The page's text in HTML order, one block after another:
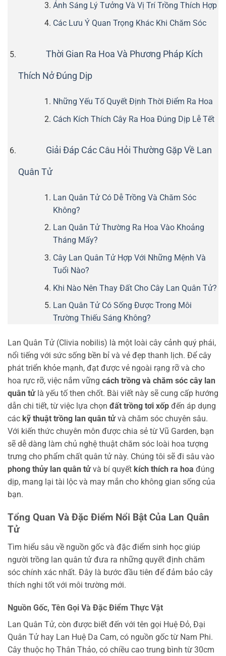
Ánh Sáng Lý Tưởng Và Vị Trí Trồng Thích Hợp
Các Lưu Ý Quan Trọng Khác Khi Chăm Sóc
Thời Gian Ra Hoa Và Phương Pháp Kích
Thích Nở Đúng Dịp
Những Yếu Tố Quyết Định Thời Điểm Ra Hoa
Cách Kích Thích Cây Ra Hoa Đúng Dịp Lễ Tết
Giải Đáp Các Câu Hỏi Thường Gặp Về Lan
Quân Tử
Lan Quân Tử Có Dễ Trồng Và Chăm Sóc
Không?
Lan Quân Tử Thường Ra Hoa Vào Khoảng
Tháng Mấy?
Cây Lan Quân Tử Hợp Với Những Mệnh Và
Tuổi Nào?
Khi Nào Nên Thay Đất Cho Cây Lan Quân Tử?
Lan Quân Tử Có Sống Được Trong Môi
Trường Thiếu Sáng Không?
Lan Quân Tử (Clivia nobilis) là một loài cây cảnh quý phái,
nổi tiếng với sức sống bền bỉ và vẻ đẹp thanh lịch. Để cây
phát triển khỏe mạnh, đạt được vẻ ngoài rạng rỡ và cho
hoa rực rỡ, việc nắm vững cách trồng và chăm sóc cây lan
quân tửlà yếu tố then chốt. Bài viết này sẽ cung cấp hướng
dẫn chi tiết, từ việc lựa chọn đất trồng tơi xốp đến áp dụng
các kỹ thuật trồng lan quân tửvà chăm sóc chuyên sâu.
Với kiến thức chuyên môn được chia sẻ từ Vũ Garden, bạn
sẽ dễ dàng làm chủ nghệ thuật chăm sóc loài hoa tượng
trưng cho phẩm chất quân tử này. Chúng tôi sẽ đi sâu vào
phong thủy lan quân tửvà bí quyết kích thích ra hoa đúng
dịp, mang lại tài lộc và may mắn cho không gian sống của
bạn.
Tổng Quan Và Đặc Điểm Nổi Bật Của Lan Quân
Tử
Tìm hiểu sâu về nguồn gốc và đặc điểm sinh học giúp
người trồng lan quân tử đưa ra những quyết định chăm
sóc chính xác nhất. Đây là bước đầu tiên để đảm bảo cây
thích nghi tốt với môi trường mới.
Nguồn Gốc, Tên Gọi Và Đặc Điểm Thực Vật
Lan Quân Tử, còn được biết đến với tên gọi Huệ Đỏ, Đại
Quân Tử hay Lan Huệ Da Cam, có nguồn gốc từ Nam Phi.
Cây thuộc họ Thân Thảo, có chiều cao trung bình từ 30cm